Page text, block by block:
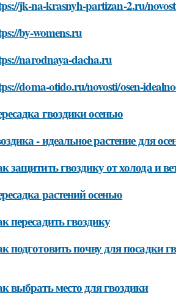
jk-na-krasnyh-partizan-2.ru/
by-womens.ru
narodnaya-dacha.ru
doma-otido.ru/novosti/osen-
гвоздики осенью
- идеальное растение для
защитить гвоздику от холода и
растений осенью
пересадить гвоздику
подготовить почву для посадки
выбрать место для гвоздики